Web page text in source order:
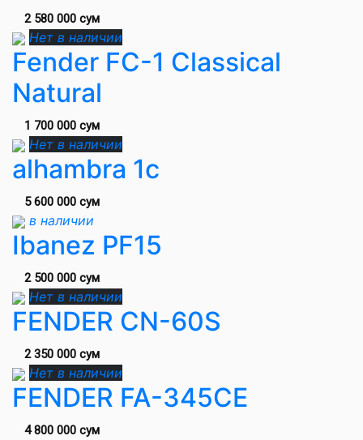
2 580 000 сум
Нет в наличии
Fender FC-1 Classical
Natural
1 700 000 сум
Нет в наличии
alhambra 1c
5 600 000 сум
в наличии
Ibanez PF15
2 500 000 сум
Нет в наличии
FENDER CN-60S
2 350 000 сум
Нет в наличии
FENDER FA-345CE
4 800 000 сум